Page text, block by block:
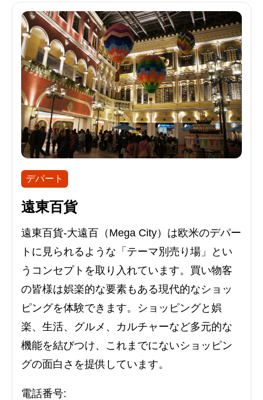
デパート
遠東百貨
遠東百貨-大遠百（Mega City）は欧米のデパー
トに見られるような「テーマ別売り場」とい
うコンセプトを取り入れています。買い物客
の皆様は娯楽的な要素もある現代的なショッ
ピングを体験できます。ショッピングと娯
楽、生活、グルメ、カルチャーなど多元的な
機能を結びつけ、これまでにないショッピン
グの面白さを提供しています。
電話番号: